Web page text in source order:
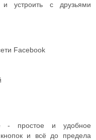
устроить с друзьями
Facebook
- простое и удобное
и всё до предела